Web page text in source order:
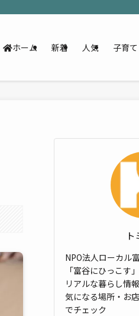
ホーム 新着 人気 子育
NPO法人ローカル
「富谷にひっこす」
リアルな暮らし情報
気になる場所・お
でチェック